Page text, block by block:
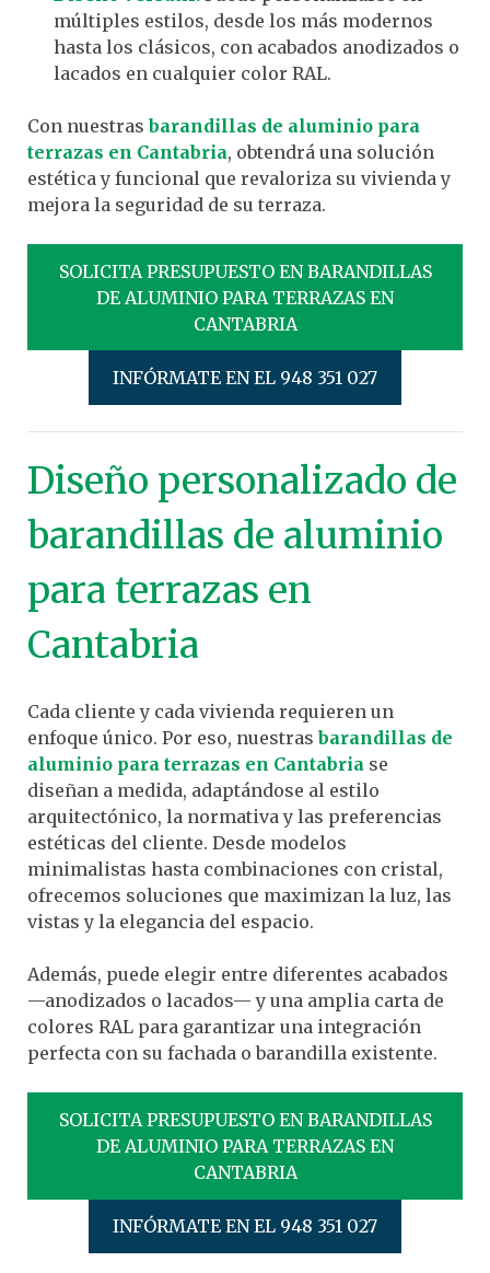
múltiples estilos, desde los más modernos
hasta los clásicos, con acabados anodizados o
lacados en cualquier color RAL.
Con nuestrasbarandillas de aluminio para
terrazas en Cantabria, obtendrá una solución
estética y funcional que revaloriza su vivienda y
mejora la seguridad de su terraza.
SOLICITA PRESUPUESTO EN BARANDILLAS
DE ALUMINIO PARA TERRAZAS EN
CANTABRIA
INFÓRMATE EN EL 948 351 027
Diseño personalizado de
barandillas de aluminio
para terrazas en
Cantabria
Cada cliente y cada vivienda requieren un
enfoque único. Por eso, nuestrasbarandillas de
aluminio para terrazas en Cantabria se
diseñan a medida, adaptándose al estilo
arquitectónico, la normativa y las preferencias
estéticas del cliente. Desde modelos
minimalistas hasta combinaciones con cristal,
ofrecemos soluciones que maximizan la luz, las
vistas y la elegancia del espacio.
Además, puede elegir entre diferentes acabados
—anodizados o lacados— y una amplia carta de
colores RAL para garantizar una integración
perfecta con su fachada o barandilla existente.
SOLICITA PRESUPUESTO EN BARANDILLAS
DE ALUMINIO PARA TERRAZAS EN
CANTABRIA
INFÓRMATE EN EL 948 351 027